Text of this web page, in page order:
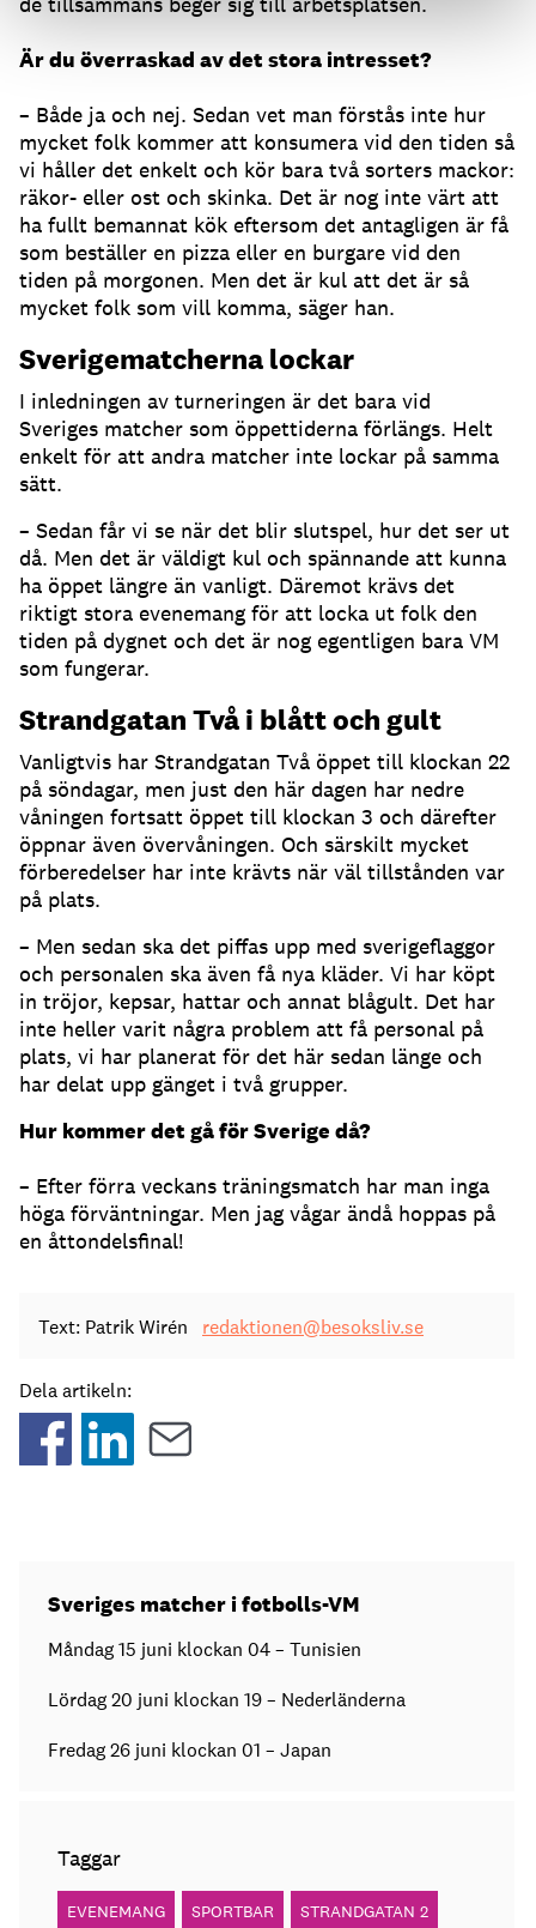
Är du överraskad av det stora intresset?
– Både ja och nej. Sedan vet man förstås inte hur
mycket folk kommer att konsumera vid den tiden så
vi håller det enkelt och kör bara två sorters mackor:
räkor- eller ost och skinka. Det är nog inte värt att
ha fullt bemannat kök eftersom det antagligen är få
som beställer en pizza eller en burgare vid den
tiden på morgonen. Men det är kul att det är så
mycket folk som vill komma, säger han.
Sverigematcherna lockar
I inledningen av turneringen är det bara vid
Sveriges matcher som öppettiderna förlängs. Helt
enkelt för att andra matcher inte lockar på samma
sätt.
– Sedan får vi se när det blir slutspel, hur det ser ut
då. Men det är väldigt kul och spännande att kunna
ha öppet längre än vanligt. Däremot krävs det
riktigt stora evenemang för att locka ut folk den
tiden på dygnet och det är nog egentligen bara VM
som fungerar.
Strandgatan Två i blått och gult
Vanligtvis har Strandgatan Två öppet till klockan 22
på söndagar, men just den här dagen har nedre
våningen fortsatt öppet till klockan 3 och därefter
öppnar även övervåningen. Och särskilt mycket
förberedelser har inte krävts när väl tillstånden var
på plats.
– Men sedan ska det piffas upp med sverigeflaggor
och personalen ska även få nya kläder. Vi har köpt
in tröjor, kepsar, hattar och annat blågult. Det har
inte heller varit några problem att få personal på
plats, vi har planerat för det här sedan länge och
har delat upp gänget i två grupper.
Hur kommer det gå för Sverige då?
– Efter förra veckans träningsmatch har man inga
höga förväntningar. Men jag vågar ändå hoppas på
en åttondelsfinal!
Text: Patrik Wirén redaktionen@besoksliv.se
Dela artikeln:
Sveriges matcher i fotbolls-VM
Måndag 15 juni klockan 04 – Tunisien
Lördag 20 juni klockan 19 – Nederländerna
Fredag 26 juni klockan 01 – Japan
Taggar
EVENEMANG SPORTBAR STRANDGATAN 2